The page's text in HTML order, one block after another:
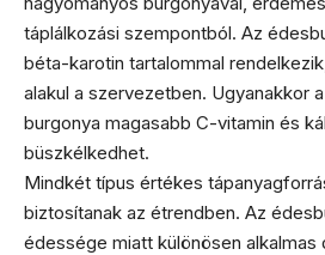
táplálkozási szempontból. Az
béta-karotin tartalommal
alakul a szervezetben. Ugyanakkor
burgonya magasabb C-vitamin és
büszkélkedhet.
Mindkét típus értékes
biztosítanak az étrendben. Az
édessége miatt különösen